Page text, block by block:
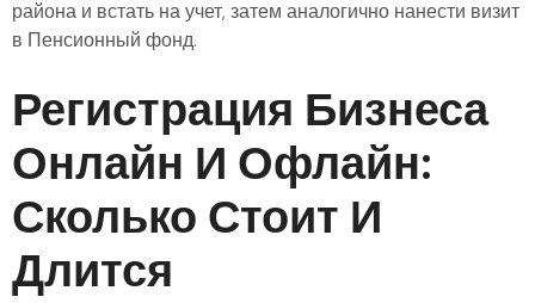
района и встать на учет, затем аналогично нанести визит
в Пенсионный фонд.
Регистрация Бизнеса
Онлайн И Офлайн:
Сколько Стоит И
Длится